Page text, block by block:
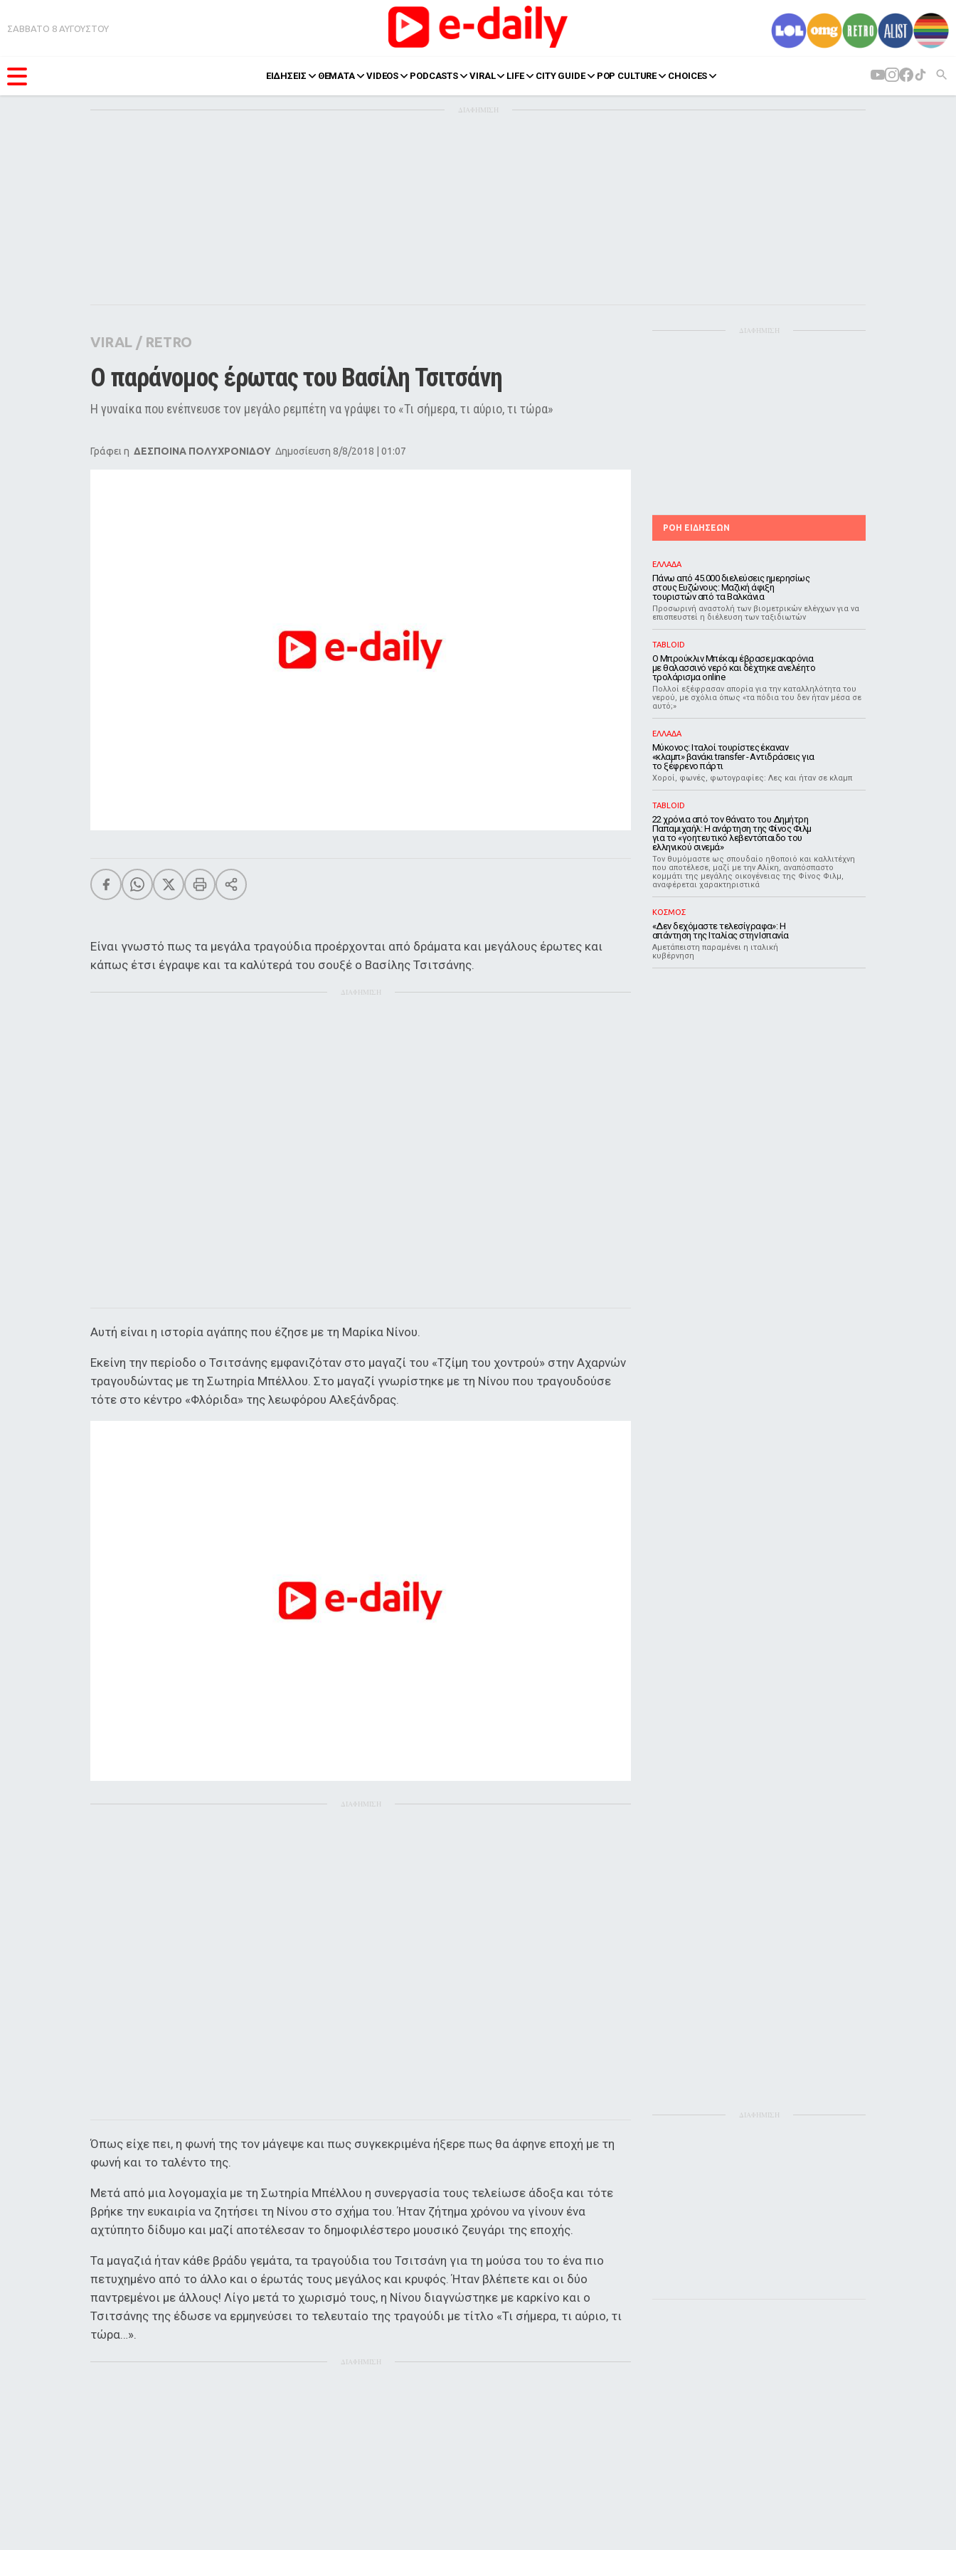
ΣΑΒΒΑΤΟ 8 ΑΥΓΟΥΣΤΟΥ
ΕΙΔΗΣΕΙΣ ΘΕΜΑΤΑ VIDEOS PODCASTS VIRAL LIFE CITY GUIDE POP CULTURE CHOICES
Pop Culture
Agenda
ΔΙΑΦΗΜΙΣΗ
VIRAL / RETRO
Ο παράνομος έρωτας του Βασίλη Τσιτσάνη
H γυναίκα που ενέπνευσε τον μεγάλο ρεμπέτη να γράψει το «Τι σήμερα, τι αύριο, τι τώρα»
Γράφει η ΔΕΣΠΟΙΝΑ ΠΟΛΥΧΡΟΝΙΔΟΥ Δημοσίευση 8/8/2018 | 01:07
Eίναι γνωστό πως τα μεγάλα τραγούδια προέρχονται από δράματα και μεγάλους έρωτες και
κάπως έτσι έγραψε και τα καλύτερά του σουξέ ο Βασίλης Τσιτσάνης.
ΔΙΑΦΗΜΙΣΗ
Αυτή είναι η ιστορία αγάπης που έζησε με τη Μαρίκα Νίνου.
Εκείνη την περίοδο ο Τσιτσάνης εμφανιζόταν στο μαγαζί του «Τζίμη του χοντρού» στην Αχαρνών
τραγουδώντας με τη Σωτηρία Μπέλλου. Στο μαγαζί γνωρίστηκε με τη Νίνου που τραγουδούσε
τότε στο κέντρο «Φλόριδα» της λεωφόρου Αλεξάνδρας.
ΔΙΑΦΗΜΙΣΗ
Όπως είχε πει, η φωνή της τον μάγεψε και πως συγκεκριμένα ήξερε πως θα άφηνε εποχή με τη
φωνή και το ταλέντο της.
Μετά από μια λογομαχία με τη Σωτηρία Μπέλλου η συνεργασία τους τελείωσε άδοξα και τότε
βρήκε την ευκαιρία να ζητήσει τη Νίνου στο σχήμα του. Ήταν ζήτημα χρόνου να γίνουν ένα
αχτύπητο δίδυμο και μαζί αποτέλεσαν το δημοφιλέστερο μουσικό ζευγάρι της εποχής.
Τα μαγαζιά ήταν κάθε βράδυ γεμάτα, τα τραγούδια του Τσιτσάνη για τη μούσα του το ένα πιο
πετυχημένο από το άλλο και ο έρωτάς τους μεγάλος και κρυφός. Ήταν βλέπετε και οι δύο
παντρεμένοι με άλλους! Λίγο μετά το χωρισμό τους, η Νίνου διαγνώστηκε με καρκίνο και ο
Τσιτσάνης της έδωσε να ερμηνεύσει το τελευταίο της τραγούδι με τίτλο «Τι σήμερα, τι αύριο, τι
τώρα…».
ΔΙΑΦΗΜΙΣΗ
ΔΙΑΦΗΜΙΣΗ
ΡΟΗ ΕΙΔΗΣΕΩΝ
ΕΛΛΑΔΑ
Πάνω από 45.000 διελεύσεις ημερησίως
στους Ευζώνους: Μαζική άφιξη
τουριστών από τα Βαλκάνια
Προσωρινή αναστολή των βιομετρικών ελέγχων για να
επισπευστεί η διέλευση των ταξιδιωτών
TABLOID
Ο Μπρούκλιν Μπέκαμ έβρασε μακαρόνια
με θαλασσινό νερό και δέχτηκε ανελέητο
τρολάρισμα online
Πολλοί εξέφρασαν απορία για την καταλληλότητα του
νερού, με σχόλια όπως «τα πόδια του δεν ήταν μέσα σε
αυτό;»
ΕΛΛΑΔΑ
Μύκονος: Ιταλοί τουρίστες έκαναν
«κλαμπ» βανάκι transfer - Αντιδράσεις για
το ξέφρενο πάρτι
Χοροί, φωνές, φωτογραφίες: Λες και ήταν σε κλαμπ
TABLOID
22 χρόνια από τον θάνατο του Δημήτρη
Παπαμιχαήλ: Η ανάρτηση της Φίνος Φιλμ
για το «γοητευτικό λεβεντόπαιδο του
ελληνικού σινεμά»
Τον θυμόμαστε ως σπουδαίο ηθοποιό και καλλιτέχνη
που αποτέλεσε, μαζί με την Αλίκη, αναπόσπαστο
κομμάτι της μεγάλης οικογένειας της Φίνος Φιλμ,
αναφέρεται χαρακτηριστικά
ΚΟΣΜΟΣ
«Δεν δεχόμαστε τελεσίγραφα»: Η
απάντηση της Ιταλίας στην Ισπανία
Αμετάπειστη παραμένει η ιταλική
κυβέρνηση
ΔΙΑΦΗΜΙΣΗ